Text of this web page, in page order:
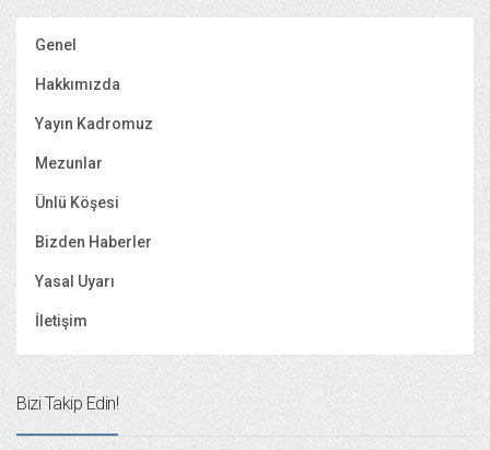
Genel
Hakkımızda
Yayın Kadromuz
Mezunlar
Ünlü Köşesi
Bizden Haberler
Yasal Uyarı
İletişim
Bizi Takip Edin!